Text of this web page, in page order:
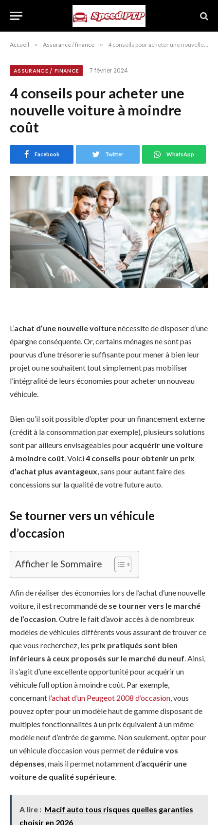
Accueil » Assurance / finance » 4 conseils pour acheter une nouvelle voiture à moindre coût
ASSURANCE / FINANCE 7 février 2024
4 conseils pour acheter une
nouvelle voiture à moindre
coût
Facebook Twitter WhatsApp
L’achat d’une nouvelle voiturenécessite de disposer d’une
épargne conséquente. Or, certains ménages ne sont pas
pourvus d’une trésorerie suffisante pour mener à bien leur
projet ou ne souhaitent tout simplement pas mobiliser
l’intégralité de leurs économies pour acheter un nouveau
véhicule.
Bien qu’il soit possible d’opter pour un financement externe
(crédit à la consommation par exemple), plusieurs solutions
sont par ailleurs envisageables pour acquérir une voiture
à moindre coût. Voici4 conseils pour obtenir un prix
d’achat plus avantageux, sans pour autant faire des
concessions sur la qualité de votre future auto.
Se tourner vers un véhicule
d’occasion
Afficher le Sommaire
Afin de réaliser des économies lors de l’achat d’une nouvelle
voiture, il est recommandé de se tourner vers le marché
de l’occasion . Outre le fait d’avoir accès à de nombreux
modèles de véhicules différents vous assurant de trouver ce
que vous recherchez, les prix pratiqués sont bien
inférieurs à ceux proposés sur le marché du neuf . Ainsi,
il s’agit d’une excellente opportunité pour acquérir un
véhicule full option à moindre coût. Par exemple,
concernant l’achat d’un Peugeot 2008 d’occasion , vous
pouvez opter pour un modèle haut de gamme disposant de
multiples fonctionnalités à un prix équivalent à un même
modèle neuf d’entrée de gamme. Non seulement, opter pour
un véhicule d’occasion vous permet de réduire vos
dépenses , mais il permet notamment d’acquérir une
voiture de qualité supérieure
A lire : Macif auto tous risques quelles garanties
choisir en 2026